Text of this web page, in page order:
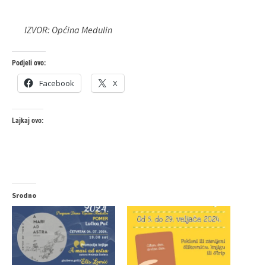
IZVOR: Općina Medulin
Podjeli ovo:
Facebook X
Lajkaj ovo:
Srodno